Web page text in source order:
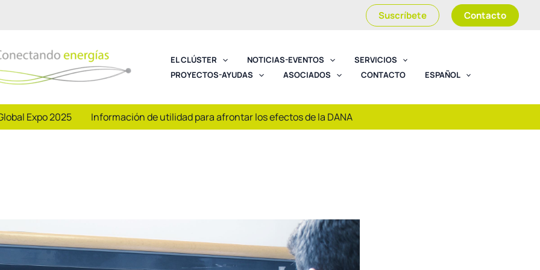
Suscríbete Contacto
EL CLÚSTER NOTICIAS-EVENTOS
SERVICIOS
PROYECTOS-AYUDAS
ASOCIADOS CONTACTO ESPAÑOL
Expo 2025 Información de utilidad para afrontar los efectos de la DANA